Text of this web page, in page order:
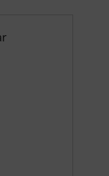
001852